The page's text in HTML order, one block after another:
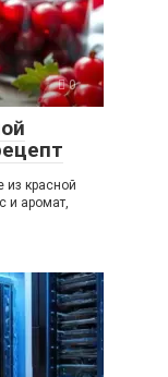
0
из красной
и аромат,